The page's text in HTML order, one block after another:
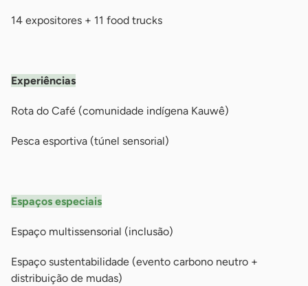
14 expositores + 11 food trucks
Experiências
Rota do Café (comunidade indígena Kauwê)
Pesca esportiva (túnel sensorial)
Espaços especiais
Espaço multissensorial (inclusão)
Espaço sustentabilidade (evento carbono neutro +
distribuição de mudas)